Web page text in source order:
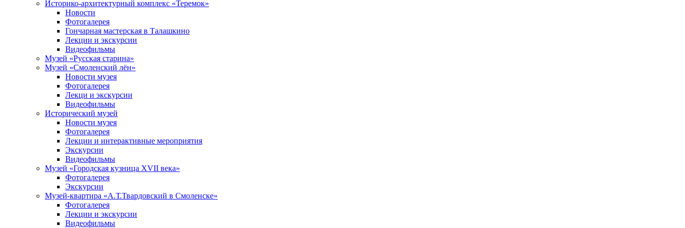
Историко-архитектурный комплекс «Теремок»
Новости
Фотогалерея
Гончарная мастерская в Талашкино
Лекции и экскурсии
Видеофильмы
Музей «Русская старина»
Музей «Смоленский лён»
Новости музея
Фотогалерея
Лекци и экскурсии
Видеофильмы
Исторический музей
Новости музея
Фотогалерея
Лекции и интерактивные мероприятия
Экскурсии
Видеофильмы
Музей «Городская кузница XVII века»
Фотогалерея
Экскурсии
Музей-квартира «А.Т.Твардовский в Смоленске»
Фотогалерея
Лекции и экскурсии
Видеофильмы